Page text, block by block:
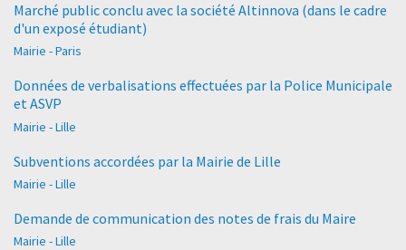
Marché public conclu avec la société Altinnova (dans le cadre
d'un exposé étudiant)
Mairie - Paris
Données de verbalisations effectuées par la Police Municipale
et ASVP
Mairie - Lille
Subventions accordées par la Mairie de Lille
Mairie - Lille
Demande de communication des notes de frais du Maire
Mairie - Lille